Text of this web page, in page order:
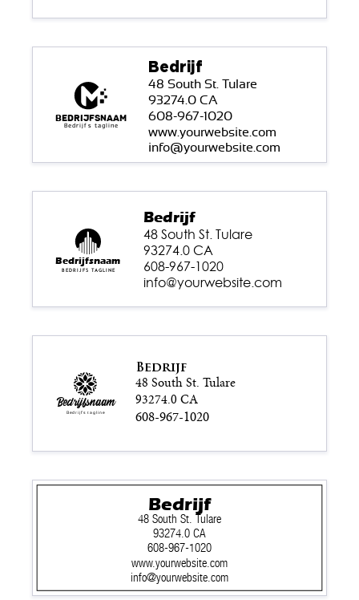
608-967-1020
www.yourwebsite.com
info@yourwebsite.com
48 South St. Tulare
93274.0 CA
Bedrijf
Bedrijfsnaam
Bedrijfs tagline
608-967-1020
info@yourwebsite.com
48 South St. Tulare
93274.0 CA
Bedrijf
Bedrijfsnaam
Bedrijfs tagline
608-967-1020
48 South St. Tulare
93274.0 CA
Bedrijf
Bedrijfsnaam
Bedrijfs tagline
info@yourwebsite.com
608-967-1020
www.yourwebsite.com
48 South St. Tulare
93274.0 CA
Bedrijf